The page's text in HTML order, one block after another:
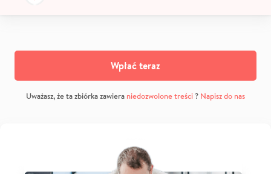
Wpłać teraz
Uważasz, że ta zbiórka zawiera niedozwolone treści? Napisz do nas